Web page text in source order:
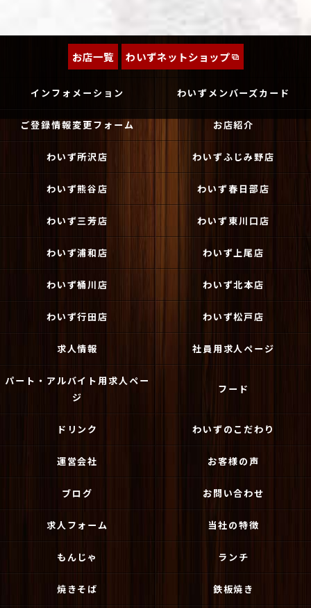
お店一覧 わいずネットショップ
インフォメーション わいずメンバーズカード
ご登録情報変更フォーム お店紹介
わいず所沢店 わいずふじみ野店
わいず熊谷店 わいず春日部店
わいず三芳店 わいず東川口店
わいず浦和店 わいず上尾店
わいず桶川店 わいず北本店
わいず行田店 わいず松戸店
求人情報 社員用求人ページ
パート・アルバイト用求人ペー
ジ
フード
ドリンク わいずのこだわり
運営会社 お客様の声
ブログ お問い合わせ
求人フォーム 当社の特徴
もんじゃ ランチ
焼きそば 鉄板焼き